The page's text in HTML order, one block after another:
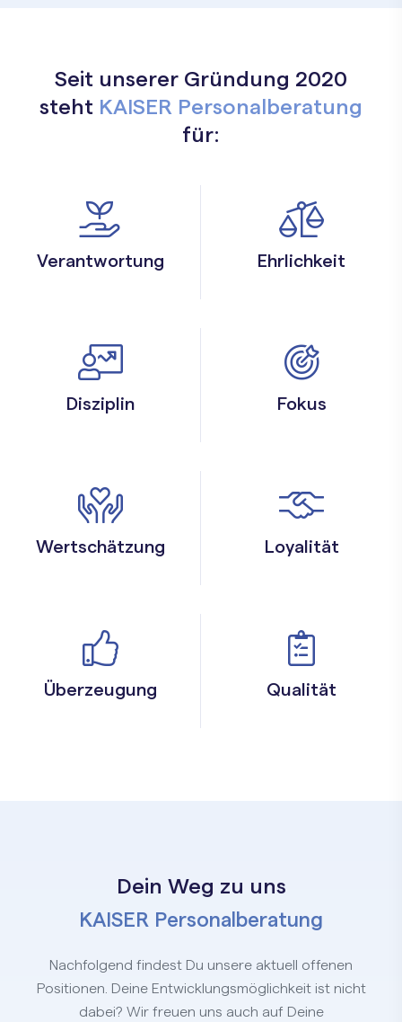
Seit unserer Gründung 2020
steht KAISER Personalberatung
für:
Verantwortung Ehrlichkeit
Disziplin Fokus
Wertschätzung Loyalität
Überzeugung Qualität
Dein Weg zu uns
KAISER Personalberatung
Nachfolgend findest Du unsere aktuell offenen
Positionen. Deine Entwicklungsmöglichkeit ist nicht
dabei? Wir freuen uns auch auf Deine